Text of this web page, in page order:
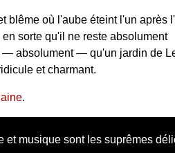
blême où l'aube éteint l'un après
en sorte qu'il ne reste absolument
— absolument — qu'un jardin de
et charmant.
.
et musique sont les suprêmes